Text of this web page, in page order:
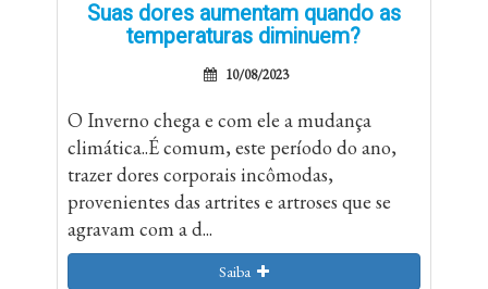
Suas dores aumentam quando as
temperaturas diminuem?
10/08/2023
O Inverno chega e com ele a mudança
climática..É comum, este período do ano,
trazer dores corporais incômodas,
provenientes das artrites e artroses que se
agravam com a d...
Saiba